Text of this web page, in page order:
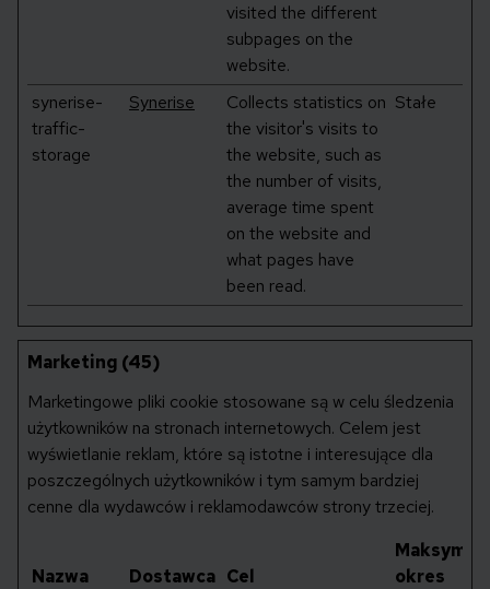
visited the different
subpages on the
website.
synerise-
traffic-
storage
Synerise
Collects statistics on
the visitor's visits to
the website, such as
the number of visits,
average time spent
on the website and
what pages have
been read.
Stałe
Marketing (45)
Marketingowe pliki cookie stosowane są w celu śledzenia
użytkowników na stronach internetowych. Celem jest
wyświetlanie reklam, które są istotne i interesujące dla
poszczególnych użytkowników i tym samym bardziej
cenne dla wydawców i reklamodawców strony trzeciej.
Nazwa Dostawca Cel
okres